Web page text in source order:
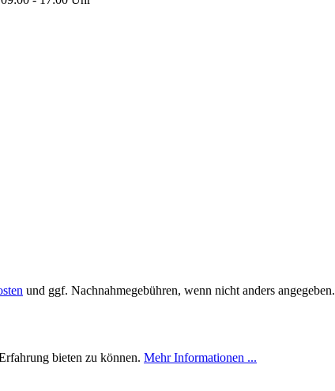
und ggf. Nachnahmegebühren, wenn nicht anders angegeben.
bieten zu können. Mehr Informationen ...